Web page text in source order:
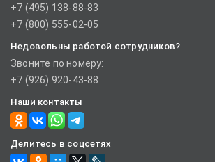
+7 (495) 138-88-83
+7 (800) 555-02-05
Недовольны работой сотрудников?
Звоните по номеру:
+7 (926) 920-43-88
Наши контакты
Делитесь в соцсетях